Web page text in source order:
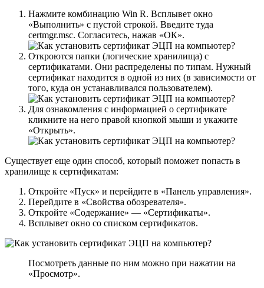
Нажмите комбинацию Win R. Всплывет окно
«Выполнить» с пустой строкой. Введите туда
certmgr.msc. Согласитесь, нажав «ОК».
Откроются папки (логические хранилища) с
сертификатами. Они распределены по типам. Нужный
сертификат находится в одной из них (в зависимости от
того, куда он устанавливался пользователем).
Для ознакомления с информацией о сертификате
кликните на него правой кнопкой мыши и укажите
«Открыть».
Существует еще один способ, который поможет попасть в
хранилище к сертификатам:
Откройте «Пуск» и перейдите в «Панель управления».
Перейдите в «Свойства обозревателя».
Откройте «Содержание» — «Сертификаты».
Всплывет окно со списком сертификатов.
Посмотреть данные по ним можно при нажатии на
«Просмотр».